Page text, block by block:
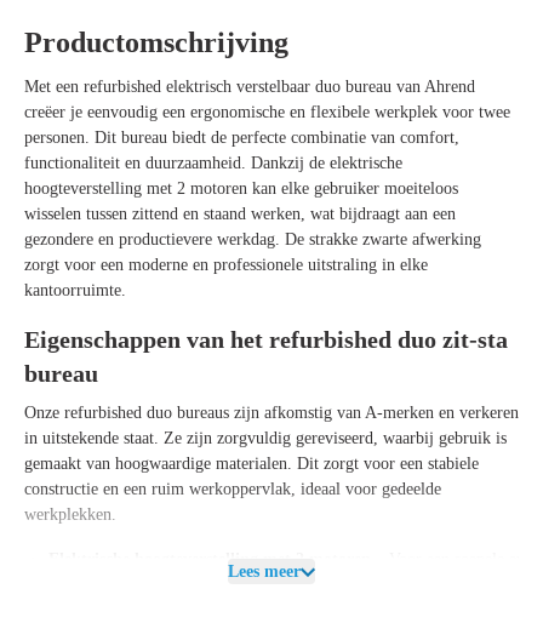
Productomschrijving
Met een refurbished elektrisch verstelbaar duo bureau van Ahrend
creëer je eenvoudig een ergonomische en flexibele werkplek voor twee
personen. Dit bureau biedt de perfecte combinatie van comfort,
functionaliteit en duurzaamheid. Dankzij de elektrische
hoogteverstelling met 2 motoren kan elke gebruiker moeiteloos
wisselen tussen zittend en staand werken, wat bijdraagt aan een
gezondere en productievere werkdag. De strakke zwarte afwerking
zorgt voor een moderne en professionele uitstraling in elke
kantoorruimte.
Eigenschappen van het refurbished duo zit-sta
bureau
Onze refurbished duo bureaus zijn afkomstig van A-merken en verkeren
in uitstekende staat. Ze zijn zorgvuldig gereviseerd, waarbij gebruik is
gemaakt van hoogwaardige materialen. Dit zorgt voor een stabiele
constructie en een ruim werkoppervlak, ideaal voor gedeelde
werkplekken.
Lees meer